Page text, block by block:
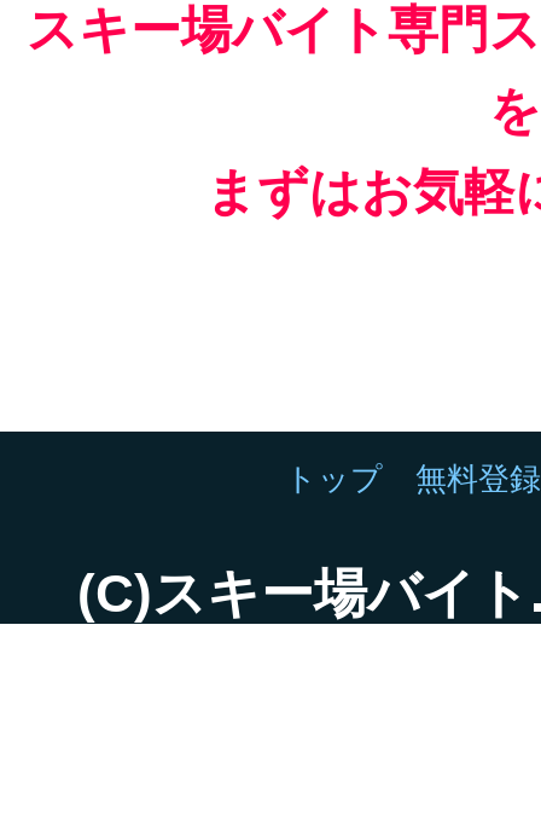
スキー場バイト専門
まずはお気軽
トップ 無料登
(C)スキー場バイ